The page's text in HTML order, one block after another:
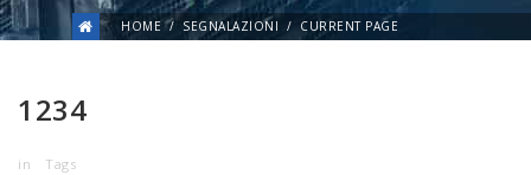
HOME SEGNALAZIONI CURRENT PAGE
1234
in Tags